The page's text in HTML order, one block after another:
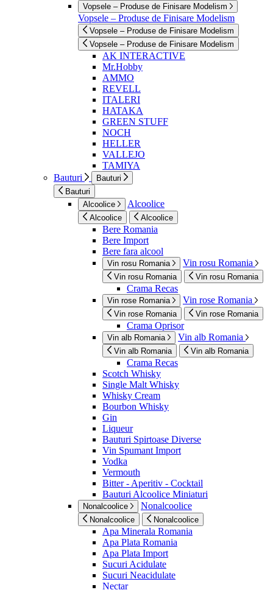
Vopsele – Produse de Finisare Modelism
Vopsele – Produse de Finisare Modelism
Vopsele – Produse de Finisare Modelism
Vopsele – Produse de Finisare Modelism
AK INTERACTIVE
Mr.Hobby
AMMO
REVELL
ITALERI
HATAKA
GREEN STUFF
NOCH
HELLER
VALLEJO
TAMIYA
Bauturi
Bauturi
Bauturi
Alcoolice
Alcoolice
Alcoolice Alcoolice
Bere Romania
Bere Import
Bere fara alcool
Vin rosu Romania Vin rosu Romania
Vin rosu Romania Vin rosu Romania
Crama Recas
Vin rose Romania Vin rose Romania
Vin rose Romania Vin rose Romania
Crama Oprisor
Vin alb Romania Vin alb Romania
Vin alb Romania Vin alb Romania
Crama Recas
Scotch Whisky
Single Malt Whisky
Whisky Cream
Bourbon Whisky
Gin
Liqueur
Bauturi Spirtoase Diverse
Vin Spumant Import
Vodka
Vermouth
Bitter - Aperitiv - Cocktail
Bauturi Alcoolice Miniaturi
Nonalcoolice Nonalcoolice
Nonalcoolice Nonalcoolice
Apa Minerala Romania
Apa Plata Romania
Apa Plata Import
Sucuri Acidulate
Sucuri Neacidulate
Nectar